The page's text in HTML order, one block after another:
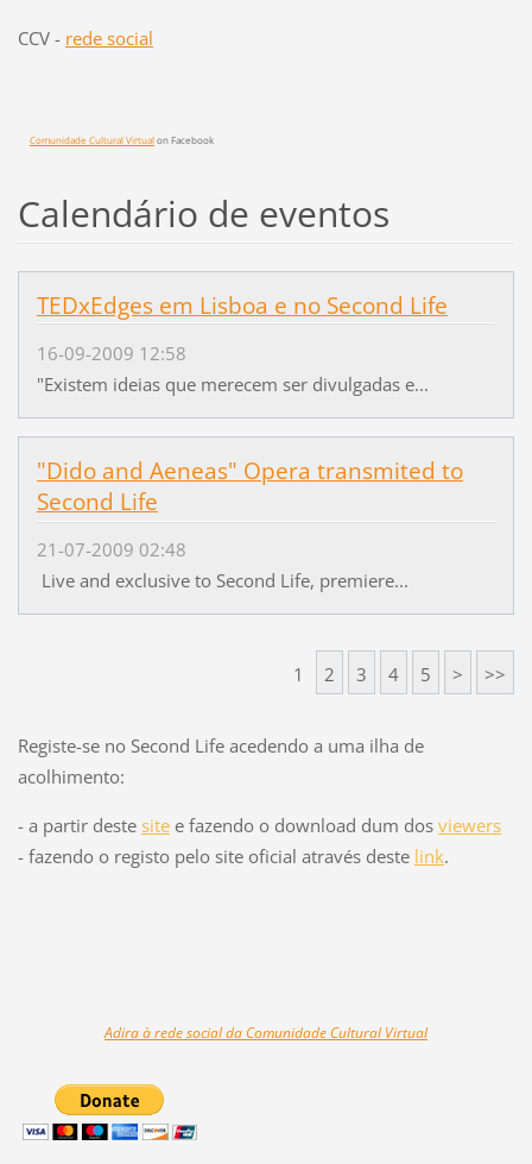
CCV - rede social
Comunidade Cultural Virtualon Facebook
Calendário de eventos
TEDxEdges em Lisboa e no Second Life
16-09-2009 12:58
"Existem ideias que merecem ser divulgadas e...
"Dido and Aeneas" Opera transmited to
Second Life
21-07-2009 02:48
Live and exclusive to Second Life, premiere...
1 2 3 4 5 > >>
Registe-se no Second Life acedendo a uma ilha de
acolhimento:
- a partir deste sitee fazendo o download dum dos viewers
- fazendo o registo pelo site oficial através deste link.
Adira à rede social da Comunidade Cultural Virtual